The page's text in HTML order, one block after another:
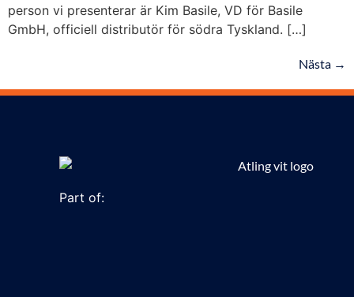
person vi presenterar är Kim Basile, VD för Basile
GmbH, officiell distributör för södra Tyskland. […]
Nästa →
Part of: